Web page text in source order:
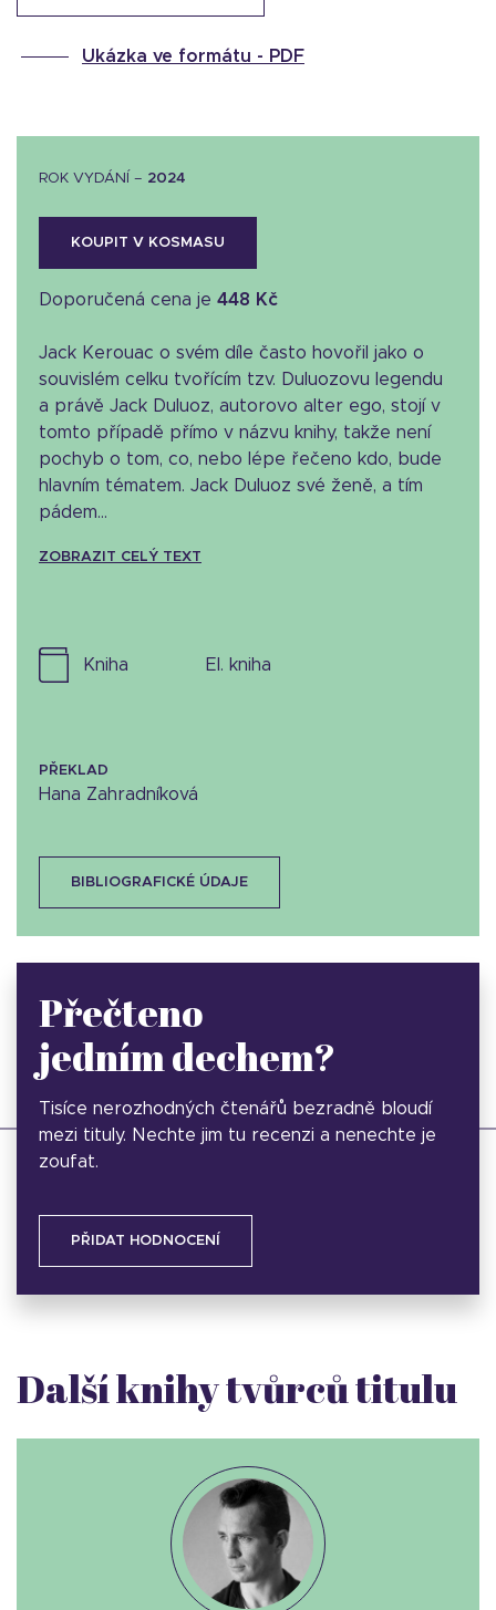
Ukázka ve formátu - PDF
ROK VYDÁNÍ – 2024
KOUPIT V KOSMASU
Doporučená cena je 448 Kč
Jack Kerouac o svém díle často hovořil jako o
souvislém celku tvořícím tzv. Duluozovu legendu
a právě Jack Duluoz, autorovo alter ego, stojí v
tomto případě přímo v názvu knihy, takže není
pochyb o tom, co, nebo lépe řečeno kdo, bude
hlavním tématem. Jack Duluoz své ženě, a tím
pádem...
ZOBRAZIT CELÝ TEXT
kniha el. kniha
PŘEKLAD
Hana Zahradníková
BIBLIOGRAFICKÉ ÚDAJE
Přečteno
jedním dechem?
Tisíce nerozhodných čtenářů bezradně bloudí
mezi tituly. Nechte jim tu recenzi a nenechte je
zoufat.
PŘIDAT HODNOCENÍ
Další knihy tvůrců titulu